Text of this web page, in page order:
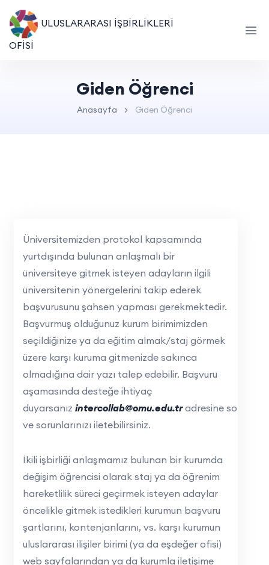
ULUSLARARASI İŞBİRLİKLERİ
OFİSİ
Giden Öğrenci
Anasayfa Giden Öğrenci
Üniversitemizden protokol kapsamında
yurtdışında bulunan anlaşmalı bir
üniversiteye gitmek isteyen adayların ilgili
üniversitenin yönergelerini takip ederek
başvurusunu şahsen yapması gerekmektedir.
Başvurmuş olduğunuz kurum birimimizden
seçildiğinize ya da eğitim almak/staj görmek
üzere karşı kuruma gitmenizde sakınca
olmadığına dair yazı talep edebilir. Başvuru
aşamasında desteğe ihtiyaç
duyarsanız intercollab@omu.edu.tradresine soru
ve sorunlarınızı iletebilirsiniz.
İkili işbirliği anlaşmamız bulunan bir kurumda
değişim öğrencisi olarak staj ya da öğrenim
hareketlilik süreci geçirmek isteyen adaylar
öncelikle gitmek istedikleri kurumun başvuru
şartlarını, kontenjanlarını, vs. karşı kurumun
uluslararası ilişiler birimi (ya da eşdeğer ofisi)
web sayfalarından ya da kurumla iletişime